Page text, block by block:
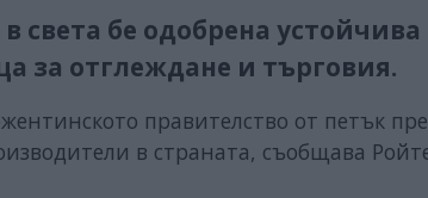
света бе одобрена
за отглеждане и търговия.
правителство от петък
в страната, съобщава